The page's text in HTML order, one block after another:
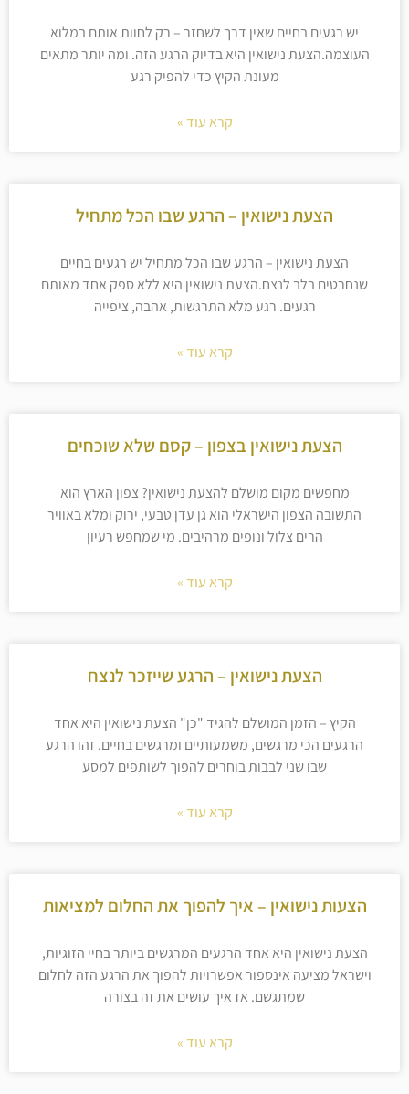
יש רגעים בחיים שאין דרך לשחזר – רק לחוות אותם במלוא
העוצמה.הצעת נישואין היא בדיוק הרגע הזה. ומה יותר מתאים
מעונת הקיץ כדי להפיק רגע
קרא עוד »
הצעת נישואין – הרגע שבו הכל מתחיל
הצעת נישואין – הרגע שבו הכל מתחיל יש רגעים בחיים
שנחרטים בלב לנצח.הצעת נישואין היא ללא ספק אחד מאותם
רגעים. רגע מלא התרגשות, אהבה, ציפייה
קרא עוד »
הצעת נישואין בצפון – קסם שלא שוכחים
מחפשים מקום מושלם להצעת נישואין? צפון הארץ הוא
התשובה הצפון הישראלי הוא גן עדן טבעי, ירוק ומלא באוויר
הרים צלול ונופים מרהיבים. מי שמחפש רעיון
קרא עוד »
הצעת נישואין – הרגע שייזכר לנצח
הקיץ – הזמן המושלם להגיד "כן" הצעת נישואין היא אחד
הרגעים הכי מרגשים, משמעותיים ומרגשים בחיים. זהו הרגע
שבו שני לבבות בוחרים להפוך לשותפים למסע
קרא עוד »
הצעות נישואין – איך להפוך את החלום למציאות
הצעת נישואין היא אחד הרגעים המרגשים ביותר בחיי הזוגיות,
וישראל מציעה אינספור אפשרויות להפוך את הרגע הזה לחלום
שמתגשם. אז איך עושים את זה בצורה
קרא עוד »